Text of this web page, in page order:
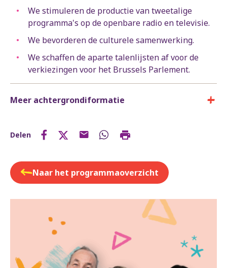
We stimuleren de productie van tweetalige
programma's op de openbare radio en televisie.
We bevorderen de culturele samenwerking.
We schaffen de aparte talenlijsten af voor de
verkiezingen voor het Brussels Parlement.
Meer achtergrondiformatie
Delen
Naar het programmaoverzicht